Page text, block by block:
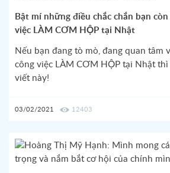
Bật mí những điều chắc chắn bạn
việc LÀM CƠM HỘP tại Nhật
Nếu bạn đang tò mò, đang quan tâm
công việc LÀM CƠM HỘP tại Nhật
viết này!
03/02/2021 12403